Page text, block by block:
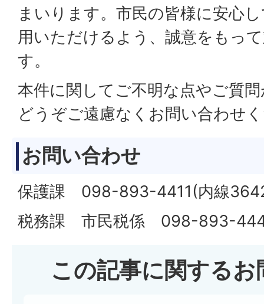
まいります。市民の皆様に安心
用いただけるよう、誠意をもっ
す。
本件に関してご不明な点やご質
どうぞご遠慮なくお問い合わせ
お問い合わせ
保護課 098-893-4411(内線
税務課 市民税係 098-893-
この記事に関する